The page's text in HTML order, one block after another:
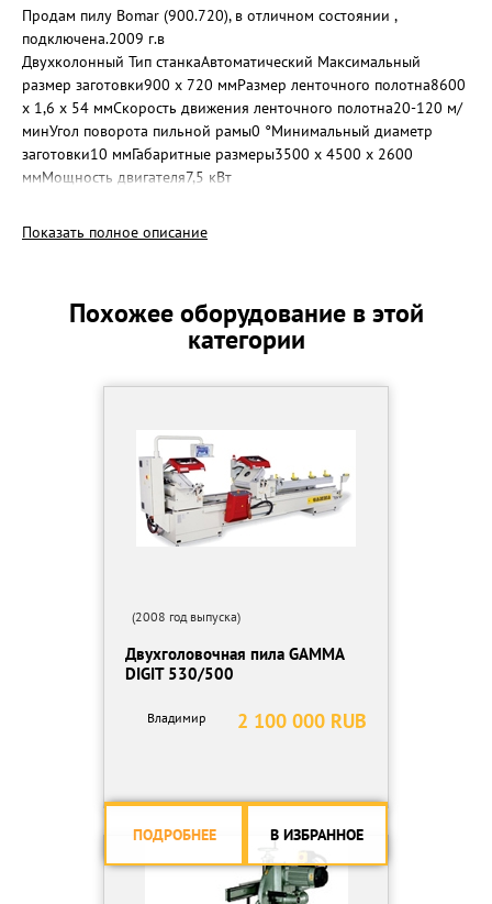
Продам пилу Bomar (900.720), в отличном состоянии ,
подключена.2009 г.в
Двухколонный Тип станкаАвтоматический Максимальный
размер заготовки900 x 720 ммРазмер ленточного полотна8600
х 1,6 х 54 ммСкорость движения ленточного полотна20-120 м/
минУгол поворота пильной рамы0 °Минимальный диаметр
заготовки10 ммГабаритные размеры3500 х 4500 х 2600
ммМощность двигателя7,5 кВт
Показать полное описание
Похожее оборудование в этой
категории
(2008 год выпуска)
Двухголовочная пила GAMMA
DIGIT 530/500
2 100 000 RUB
Владимир
ПОДРОБНЕЕ В ИЗБРАННОЕ